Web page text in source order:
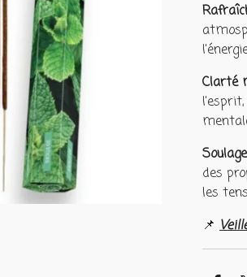
Clarté
des
les
📌